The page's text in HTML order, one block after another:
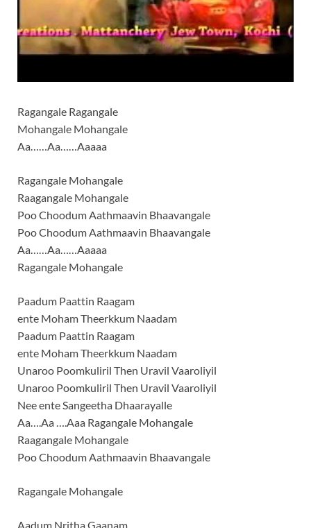
Ragangale Ragangale
Mohangale Mohangale
Aa……Aa……Aaaaa
Ragangale Mohangale
Raagangale Mohangale
Poo Choodum Aathmaavin Bhaavangale
Poo Choodum Aathmaavin Bhaavangale
Aa……Aa……Aaaaa
Ragangale Mohangale
Paadum Paattin Raagam
ente Moham Theerkkum Naadam
Paadum Paattin Raagam
ente Moham Theerkkum Naadam
Unaroo Poomkuliril Then Uravil Vaaroliyil
Unaroo Poomkuliril Then Uravil Vaaroliyil
Nee ente Sangeetha Dhaarayalle
Aa….Aa ….Aaa Ragangale Mohangale
Raagangale Mohangale
Poo Choodum Aathmaavin Bhaavangale
Ragangale Mohangale
Aadum Nritha Gaanam